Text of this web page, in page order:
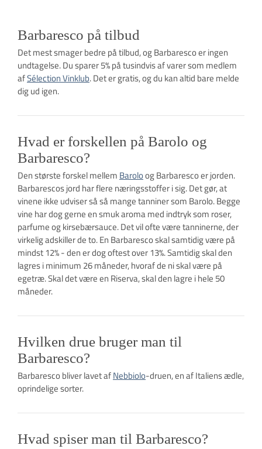
Barbaresco på tilbud
Det mest smager bedre på tilbud, og Barbaresco er ingen
undtagelse. Du sparer 5% på tusindvis af varer som medlem
afSélection Vinklub. Det er gratis, og du kan altid bare melde
dig ud igen.
Hvad er forskellen på Barolo og
Barbaresco?
Den største forskel mellem Baroloog Barbaresco er jorden.
Barbarescos jord har flere næringsstoffer i sig. Det gør, at
vinene ikke udviser så så mange tanniner som Barolo. Begge
vine har dog gerne en smuk aroma med indtryk som roser,
parfume og kirsebærsauce. Det vil ofte være tanninerne, der
virkelig adskiller de to. En Barbaresco skal samtidig være på
mindst 12% - den er dog oftest over 13%. Samtidig skal den
lagres i minimum 26 måneder, hvoraf de ni skal være på
egetræ. Skal det være en Riserva, skal den lagre i hele 50
måneder.
Hvilken drue bruger man til
Barbaresco?
Barbaresco bliver lavet afNebbiolo-druen, en af ​​Italiens ædle,
oprindelige sorter.
Hvad spiser man til Barbaresco?